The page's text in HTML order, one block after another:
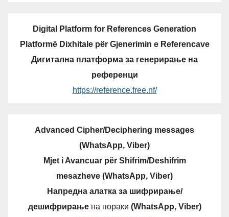
Digital Platform for References Generation
Platformë Dixhitale për Gjenerimin e Referencave
Дигитална платформа за генерирање на
референци
https://reference.free.nf/
Advanced Cipher/Deciphering messages
(WhatsApp, Viber)
Mjet i Avancuar për Shifrim/Deshifrim
mesazheve (WhatsApp, Viber)
Напредна алатка за шифрирање/
дешифрирањена пораки (WhatsApp, Viber)